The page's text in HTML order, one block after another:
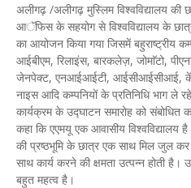
अलीगढ़ /अलीगढ़ मुस्लिम विश्वविद्यालय की
आॅफिस के सहयोग से विश्वविद्यालय के
का आयोजन किया गया जिसमें बहुराष्ट्रीय
आईबीएम, रिलाइंस, बारकलेज़, जोमाॅटो,
जेनपेक्ट, एनआईआईटी, आईसीआईसीआई,
नाइस आदि कम्पनियों के प्रतिनिधि भाग ले
कार्यक्रम के उद्घाटन समारोह को
कहा कि एएमयू एक आवासीय विश्वविद्यालय
की प्रष्ठभूमि के छात्र एक साथ मिल जुल
साथ कार्य करने की क्षमता उत्पन्न होती है।
बहुत महत्व है।